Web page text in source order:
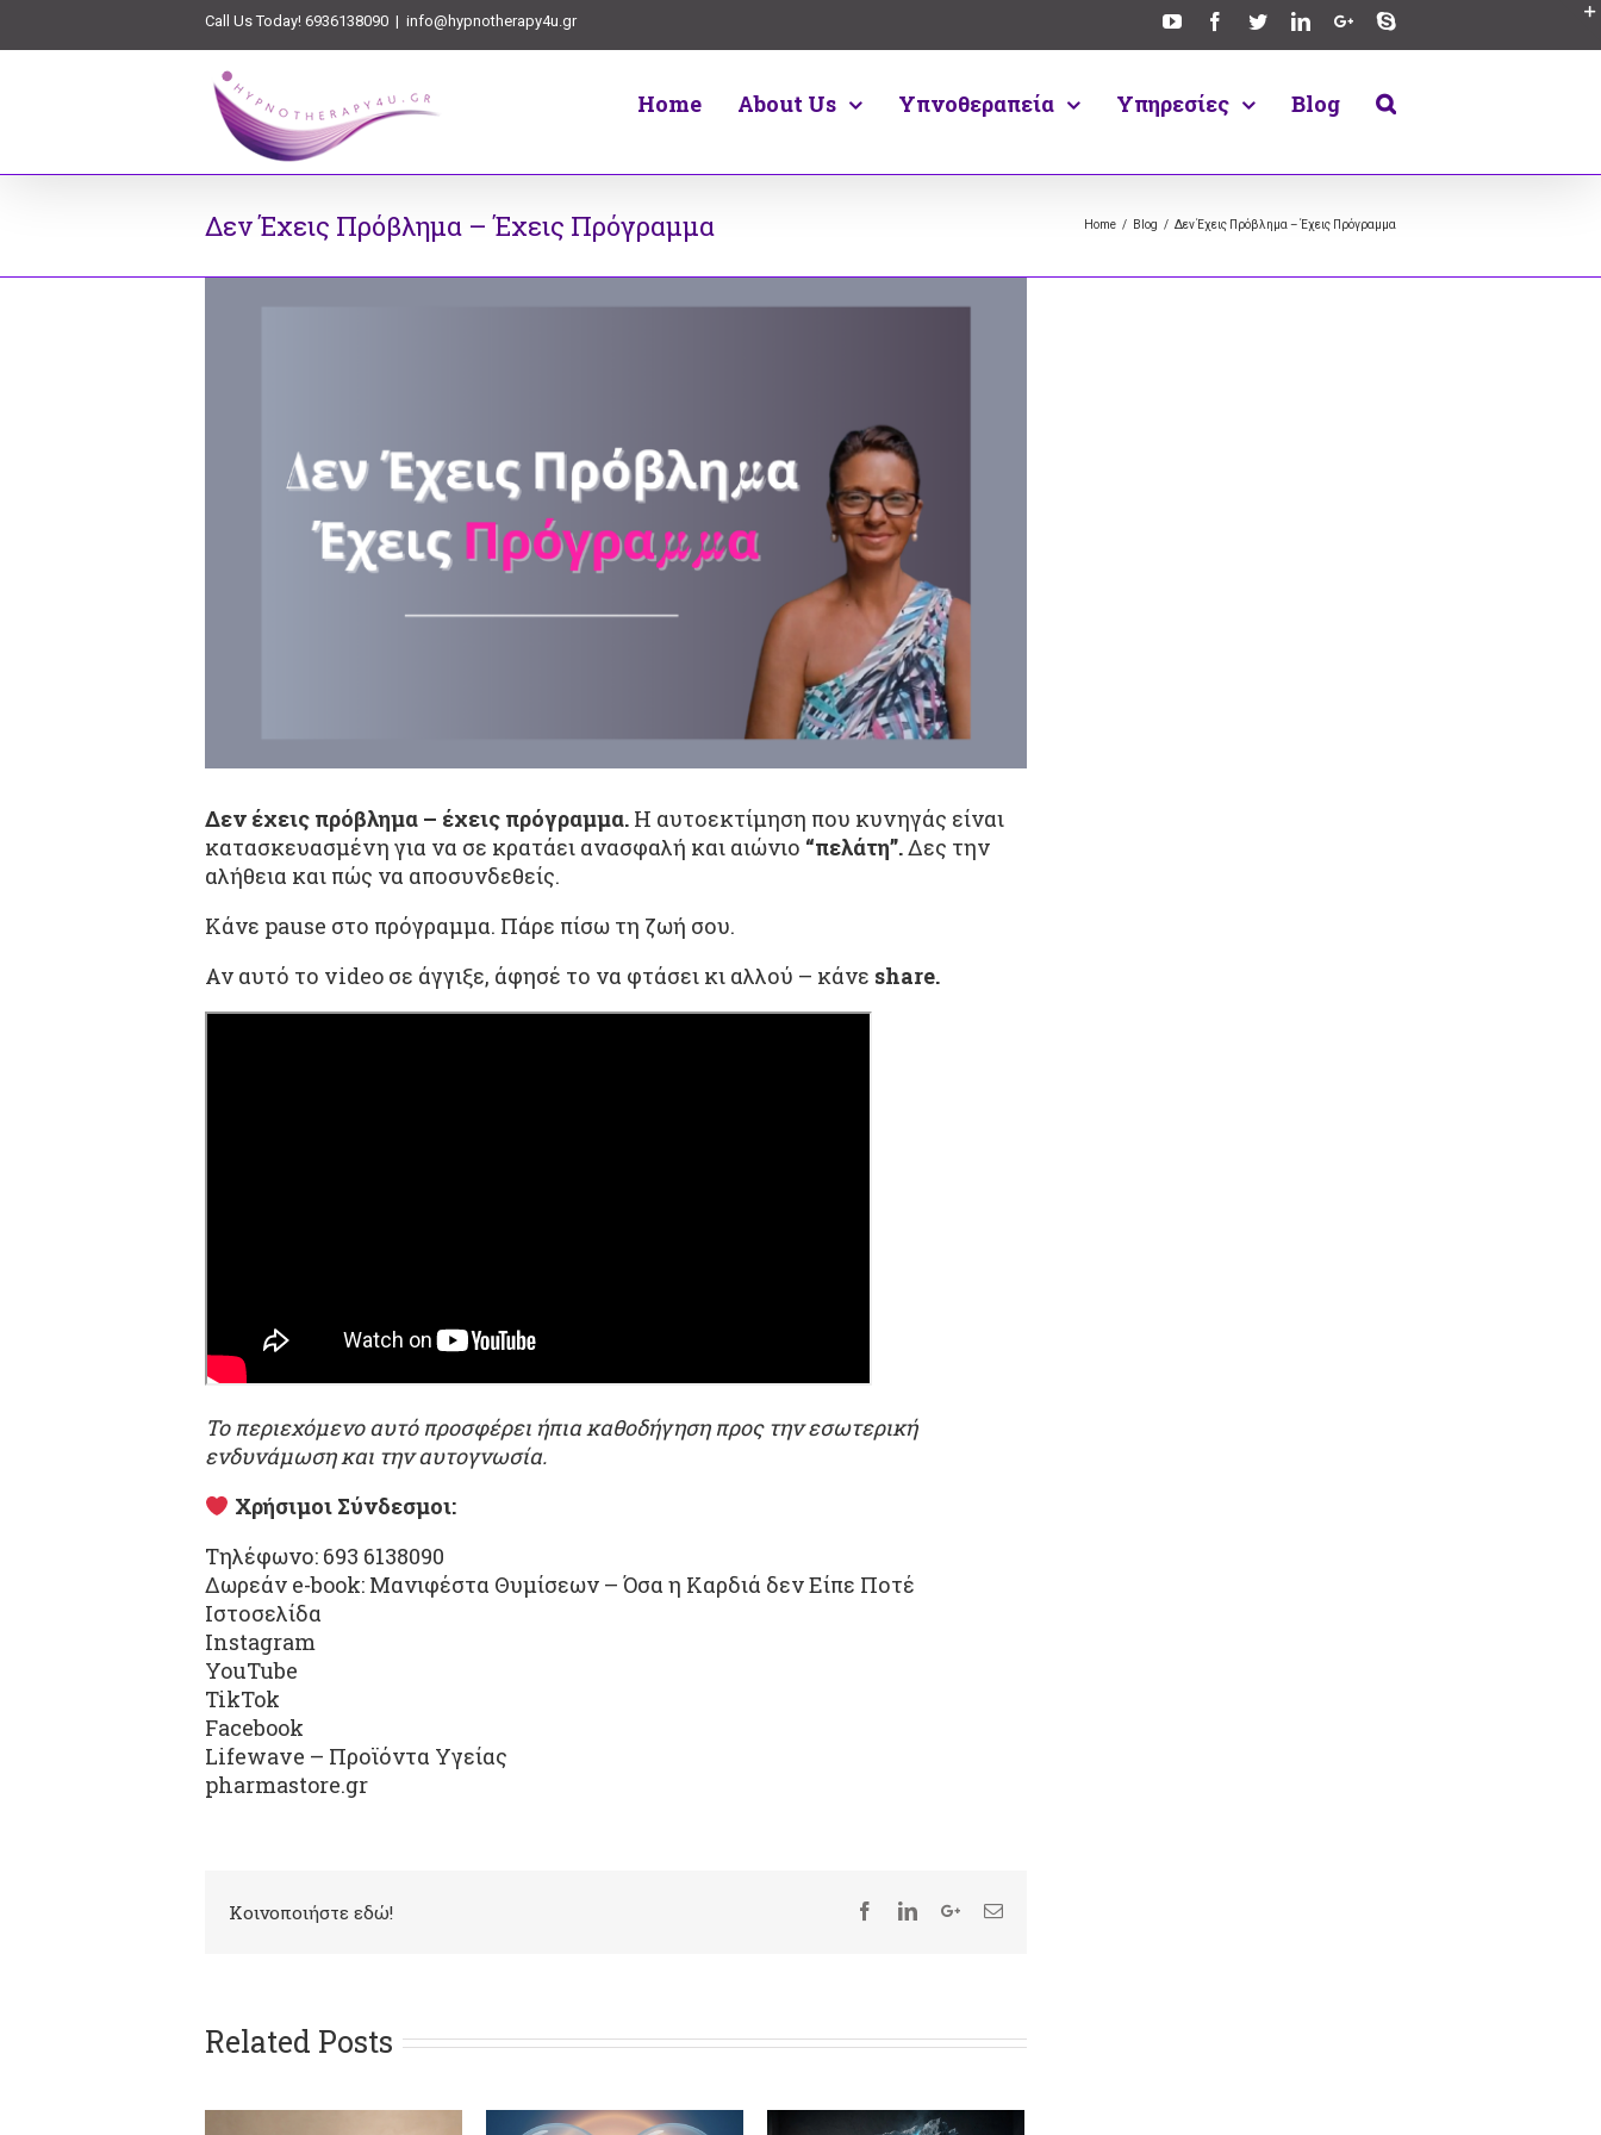
Call Us Today! 6936138090 | info@hypnotherapy4u.gr
Home About Us Υπνοθεραπεία Υπηρεσίες Blog
Δεν Έχεις Πρόβλημα – Έχεις Πρόγραμμα Home / Blog / Δεν Έχεις Πρόβλημα – Έχεις Πρόγραμμα
Δεν έχεις πρόβλημα – έχεις πρόγραμμα. Η αυτοεκτίμηση που κυνηγάς είναι
κατασκευασμένη για να σε κρατάει ανασφαλή και αιώνιο “πελάτη”.Δες την
αλήθεια και πώς να αποσυνδεθείς.
Κάνε pause στο πρόγραμμα. Πάρε πίσω τη ζωή σου.
Αν αυτό το video σε άγγιξε, άφησέ το να φτάσει κι αλλού – κάνε share.
Το περιεχόμενο αυτό προσφέρει ήπια καθοδήγηση προς την εσωτερική
ενδυνάμωση και την αυτογνωσία.
Χρήσιμοι Σύνδεσμοι:
Τηλέφωνο: 693 6138090
Δωρεάν e-book: Μανιφέστα Θυμίσεων – Όσα η Καρδιά δεν Είπε Ποτέ
Ιστοσελίδα
Instagram
YouTube
TikTok
Facebook
Lifewave – Προϊόντα Υγείας
pharmastore.gr
Kοινοποιήστε εδώ!
Related Posts